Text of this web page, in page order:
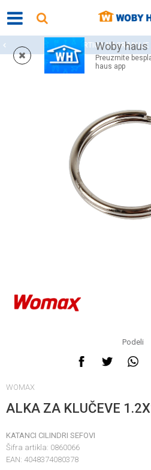
Woby haus
Preuzmite
haus app
WOBY KARTICA
Podeli
WOMAX
ALKA ZA KLUČEVE
KATANCI CILINDRI SEFOVI
Šifra artikla: 0860066
EAN: 4048374080378